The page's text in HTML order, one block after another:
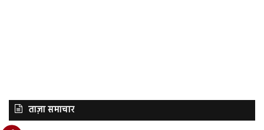
ताज़ा समाचार